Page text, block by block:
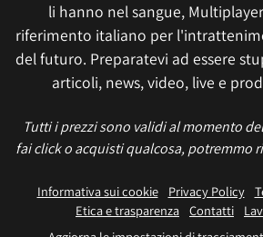
li hanno nel sangue,
riferimento italiano per
del futuro. Preparatevi ad essere
articoli, news, video, live e
Tutti i prezzi sono validi al momento
fai click o acquisti qualcosa, potremmo
Informativa sui cookie Privacy Policy
Etica e trasparenza Contatti